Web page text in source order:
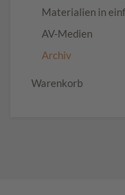
Materialien in
AV-Medien
Archiv
Warenkorb